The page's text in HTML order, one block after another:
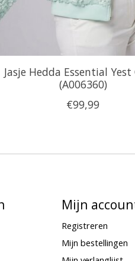
Jasje Hedda Essential Yest
(A006360)
€99,99
Mijn
Registreren
Mijn bestellingen